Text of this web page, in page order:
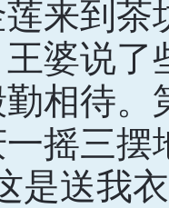
来到茶
婆说了
相待
摇三
是送我